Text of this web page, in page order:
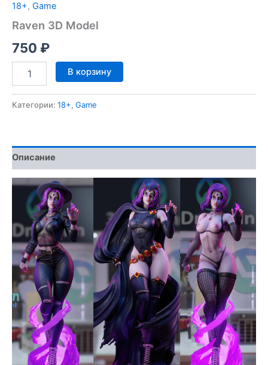
18+, Game
Raven 3D Model
750 ₽
Количество
товара
3D
В корзину
Категории: 18+, Game
Описание